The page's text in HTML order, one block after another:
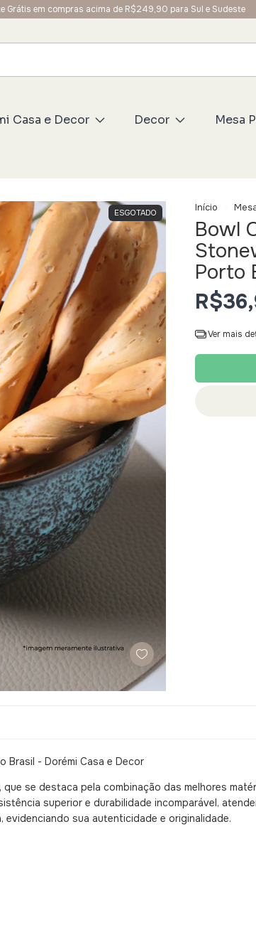
Grátis em compras acima de R$249,90 para Sul e Sudeste
Casa e Decor Decor Mesa
ESGOTADO Início
Bowl
Porto
Ver mais
Brasil - Dorémi Casa e Decor
se destaca pela combinação das melhores
superior e durabilidade incomparável,
sua autenticidade e originalidade.